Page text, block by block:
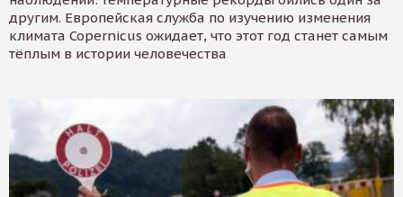
другим. Европейская служба по изучению изменения
климата Copernicus ожидает, что этот год станет самым
тёплым в истории человечества